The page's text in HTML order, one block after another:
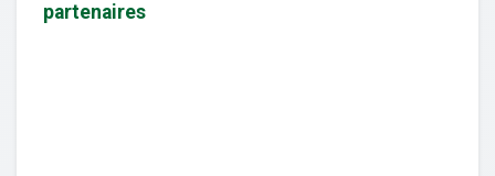
partenaires